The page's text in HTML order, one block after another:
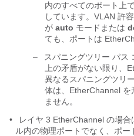
内のすべてのポート上
しています。VLAN 許
が auto モードまたは
ても、ポートは
–
スパニングツリー パス
上の矛盾がない限り、
異なるスパニングツリ
体は、EtherChannel を
ません。
•
レイヤ 3 EtherChannel の場
ル内の物理ポートでなく、ポ